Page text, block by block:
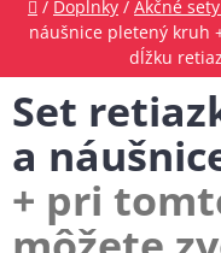
/ Doplnky / Akčné
náušnice pletený kruh
dĺžku
Set
a
+ pri